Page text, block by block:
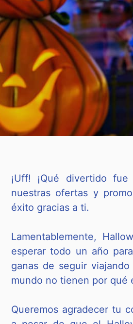
¡Uff! ¡Qué divertido
nuestras ofertas y
éxito gracias a ti.
Lamentablemente,
esperar todo un año
ganas de seguir
mundo no tienen por qué
Queremos agradecer tu